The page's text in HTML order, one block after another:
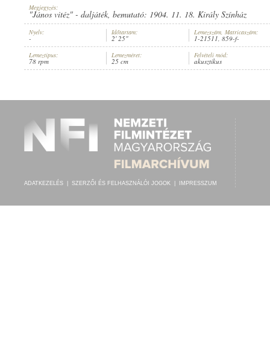
ELŐADÓ: MAGY. KIR. I. HONVÉD KERÜLETI ZENEKAR , VEZÉNYEL:
Megjegyzés:
"János vitéz" - daljáték, bemutató: 1904. 11. 18. Király Színház
Nyelv:
-
Időtartam:
2' 25"
Lemezszám, Matricaszám:
1-21511, 859-f-
Lemeztípus:
78 rpm
Lemezméret:
25 cm
Felvételi mód:
akusztikus
ADATKEZELÉS SZERZŐI ÉS FELHASZNÁLÓI JOGOK IMPRESSZUM